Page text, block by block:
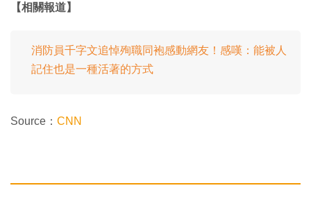
【相關報道】
消防員千字文追悼殉職同袍感動網友！感嘆：能被人
記住也是一種活著的方式
Source： CNN